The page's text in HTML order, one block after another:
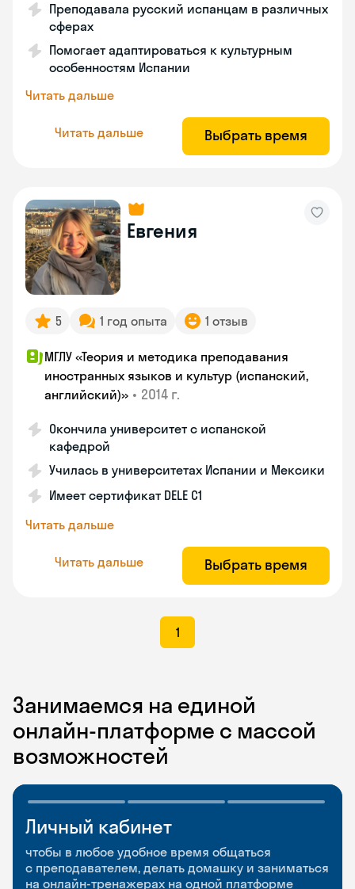
Преподавала русский испанцам в различных
сферах
Помогает адаптироваться к культурным
особенностям Испании
Читать дальше
Читать дальше Выбрать время
Евгения
5 1 год опыта 1 отзыв
МГЛУ «Теория и методика преподавания
иностранных языков и культур (испанский,
английский)» • 2014 г.
Окончила университет с испанской
кафедрой
Училась в университетах Испании и Мексики
Имеет сертификат DELE C1
Читать дальше
Читать дальше Выбрать время
1
Занимаемся на единой
онлайн-платформе с массой
возможностей
Личный кабинет
чтобы в любое удобное время общаться
с преподавателем, делать домашку и заниматься
на онлайн-тренажерах на одной платформе
Мобильное
приложение
чтобы заниматься и изучать новые слова где
Разговорные клубы
и Talks
Групповые занятия для разговорной практики